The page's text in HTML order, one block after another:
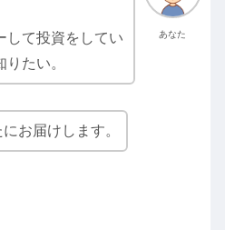
あなた
して投資をしてい
たい。
お届けします。